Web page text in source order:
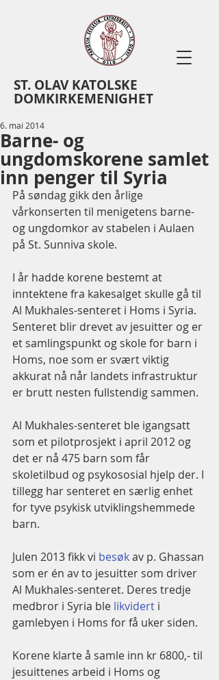
ST. OLAV KATOLSKE
DOMKIRKEMENIGHET
Barne- og
ungdomskorene samlet
inn penger til Syria
6. mai 2014
På søndag gikk den årlige
vårkonserten til menigetens barne-
og ungdomkor av stabelen i Aulaen
på St. Sunniva skole.
I år hadde korene bestemt at
inntektene fra kakesalget skulle gå til
Al Mukhales-senteret i Homs i Syria.
Senteret blir drevet av jesuitter og er
et samlingspunkt og skole for barn i
Homs, noe som er svært viktig
akkurat nå når landets infrastruktur
er brutt nesten fullstendig sammen.
Al Mukhales-senteret ble igangsatt
som et pilotprosjekt i april 2012 og
det er nå 475 barn som får
skoletilbud og psykososial hjelp der. I
tillegg har senteret en særlig enhet
for tyve psykisk utviklingshemmede
barn.
Julen 2013 fikk vi besøk av p. Ghassan
som er én av to jesuitter som driver
Al Mukhales-senteret. Deres tredje
medbror i Syria ble likvidert i
gamlebyen i Homs for få uker siden.
Korene klarte å samle inn kr 6800,- til
jesuittenes arbeid i Homs og